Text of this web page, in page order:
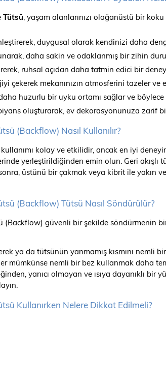
Tütsü, yaşam alanlarınızı olağanüstü bir
duygusal olarak kendinizi daha
daha sakin ve odaklanmış bir zihin
ruhsal açıdan daha tatmin edici bir
çekerek mekanınızın atmosferini tazeler ve
huzurlu bir uyku ortamı sağlar ve
oluşturarak, ev dekorasyonunuza zarif
(Backflow) Nasıl Kullanılır?
kullanımı kolay ve etkilidir, ancak en iyi
yerleştirildiğinden emin olun. Geri akışlı
üstünü bir çakmak veya kibrit ile yakın
(Backflow) Tütsü Nasıl Söndürülür?
(Backflow) güvenli bir şekilde söndürmenin
ya da tütsünün yanmamış kısmını nemli
mümkünse nemli bir bez kullanmak daha
yanıcı olmayan ve ısıya dayanıklı bir
Kullanırken Nelere Dikkat Edilmeli?